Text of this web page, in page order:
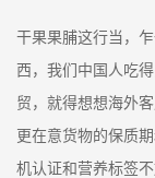
干果果脯这行当，
西，我们中国人吃
贸，就得想想海外
更在意货物的保质
机认证和营养标签